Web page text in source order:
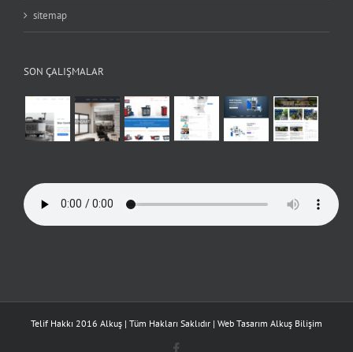
sitemap
SON ÇALIŞMALAR
Telif Hakkı 2016 Alkuş | Tüm Hakları Saklıdır | Web Tasarım Alkuş Bilişim